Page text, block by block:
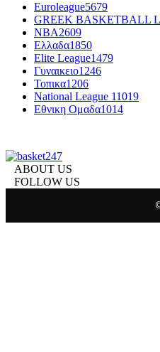
Euroleague5679
GREEK BASKETBALL
NBA2609
Ελλαδα1850
Elite League1479
Γυναικειο1246
Τοπικα1206
National League 11019
Εθνικη Ομαδα1014
ABOUT US
FOLLOW US